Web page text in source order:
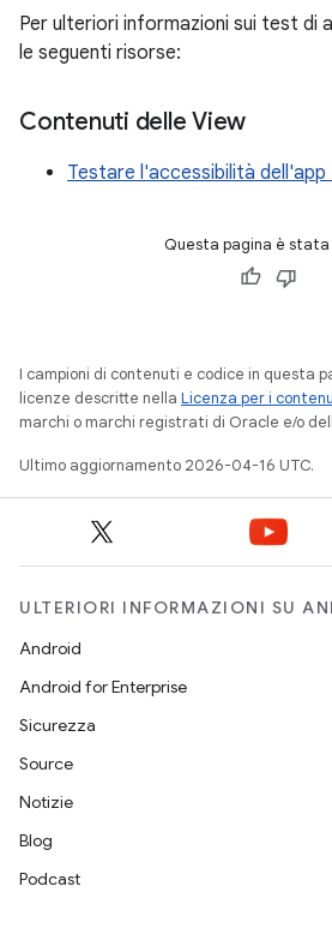
Per ulteriori informazioni sui test di
le seguenti risorse:
Contenuti delle View
Testare l'accessibilità dell'app
Questa pagina è
I campioni di contenuti e codice in questa
licenze descritte nella Licenza per i
marchi o marchi registrati di Oracle e/o
Ultimo aggiornamento 2026-04-16 UTC.
ULTERIORI INFORMAZIONI SU
Android
Android for Enterprise
Sicurezza
Source
Notizie
Blog
Podcast